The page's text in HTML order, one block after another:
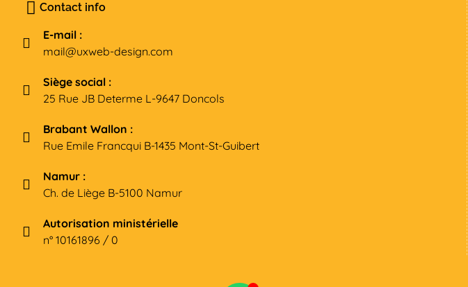
Contact info
E-mail :
mail@uxweb-design.com
Siège social :
25 Rue JB Determe L-9647 Doncols
Brabant Wallon :
Rue Emile Francqui B-1435 Mont-St-Guibert
Namur :
Ch. de Liège B-5100 Namur
Autorisation ministérielle
n° 10161896 / 0